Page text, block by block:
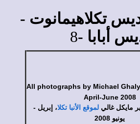
تكلاهيمانوت -
أبابا -8
All photographs by Michael
April-June 2008
مايكل غاليلموقع الأنبا تكلا، إبريل -
يونيو 2008